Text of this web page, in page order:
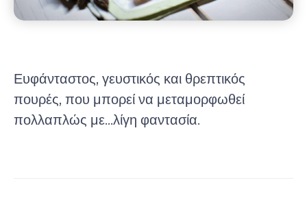
Ευφάνταστος, γευστικός και θρεπτικός
πουρές, που μπορεί να μεταμορφωθεί
πολλαπλώς με...λίγη φαντασία.